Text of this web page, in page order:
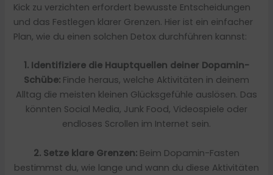
Kick zu verzichten erfordert bewusste Entscheidungen
und das Festlegen klarer Grenzen. Hier ist ein einfacher
Plan, wie du einen solchen Detox durchführen kannst:
1. Identifiziere die Hauptquellen deiner Dopamin-
Schübe: Finde heraus, welche Aktivitäten in deinem
Alltag die meisten kleinen Glücksgefühle auslösen. Das
könnten Social Media, Junk Food, Videospiele oder
endloses Scrollen im Internet sein.
2. Setze klare Grenzen: Beim Dopamin-Fasten
bestimmst du, wie lange und wann du diese Aktivitäten